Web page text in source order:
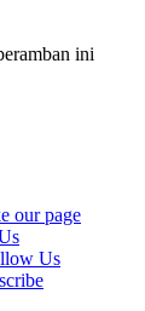
ini
our page
Us